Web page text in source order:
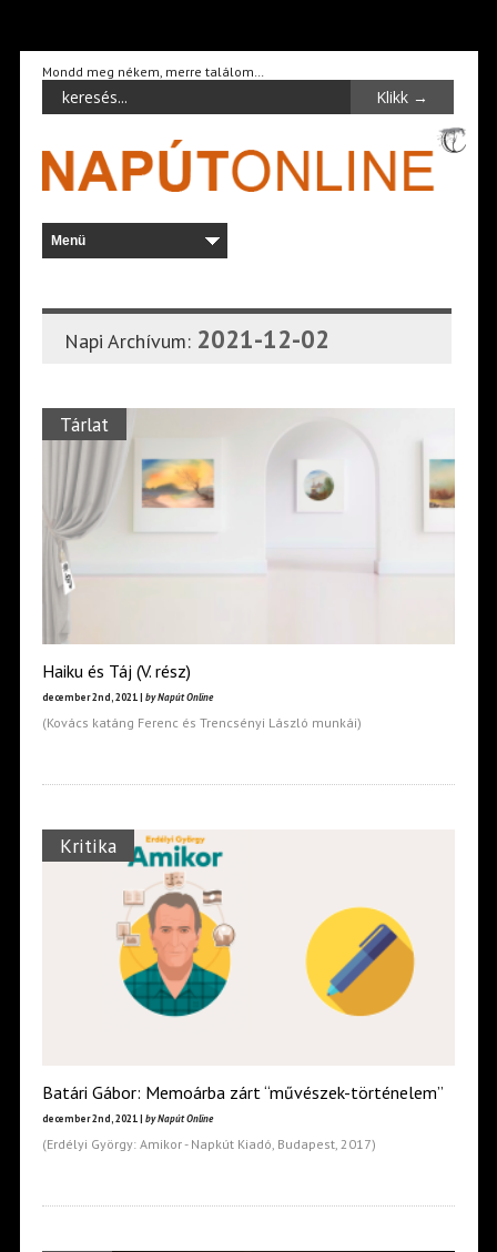
Mondd meg nékem, merre találom…
Napi Archívum: 2021-12-02
Tárlat
Haiku és Táj (V. rész)
december 2nd, 2021 | by Napút Online
(Kovács katáng Ferenc és Trencsényi László munkái)
Kritika
Batári Gábor: Memoárba zárt “művészek-történelem”
december 2nd, 2021 | by Napút Online
(Erdélyi György: Amikor - Napkút Kiadó, Budapest, 2017)